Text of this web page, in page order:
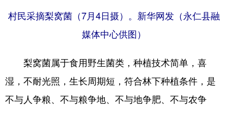
村民采摘梨窝菌（7月4日摄）。新华网发（永仁县融
媒体中心供图）
梨窝菌属于食用野生菌类，种植技术简单，喜
湿，不耐光照，生长周期短，符合林下种植条件，是
不与人争粮、不与粮争地、不与地争肥、不与农争